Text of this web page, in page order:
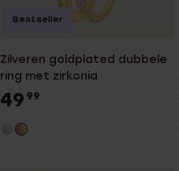
Zilveren goldplated dubbele
ring met zirkonia
49 99
Bestseller